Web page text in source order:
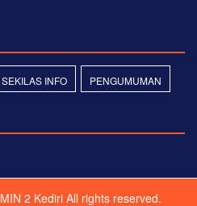
SEKILAS INFO PENGUMUMAN
MIN 2 Kediri All rights reserved.